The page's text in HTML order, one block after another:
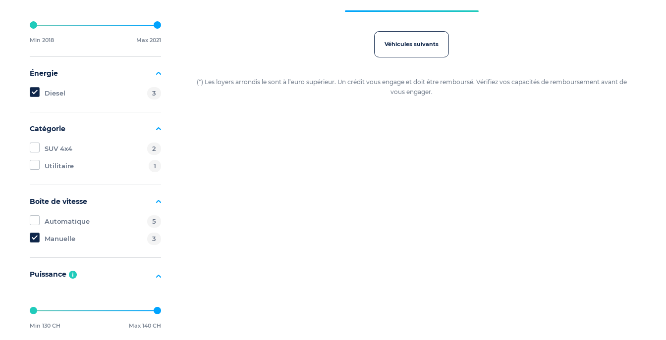
Min 2018 Max 2021
Énergie
Diesel 3
Catégorie
SUV 4x4 2
Utilitaire 1
Boîte de vitesse
Automatique 5
Manuelle 3
Puissance
Min 130 CH Max 140 CH
Véhicules suivants
(*) Les loyers arrondis le sont à l’euro supérieur. Un crédit vous engage et doit être remboursé. Vérifiez vos capacités de remboursement avant de
vous engager.